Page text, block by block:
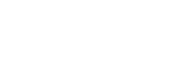
in te vullen geef je toestemming om de Skins nieuwsbrief
marketingberichten via e-mail te ontvangen. Bekijk de